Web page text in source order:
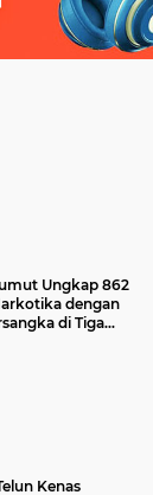
Ungkap 862
dengan
di Tiga
Kenas